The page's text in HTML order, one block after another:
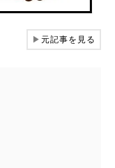
▶元記事を見る